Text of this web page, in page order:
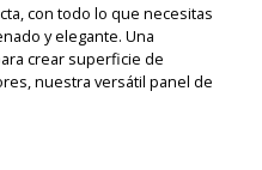
con todo lo que necesitas
y elegante. Una
crear superficie de
nuestra versátil panel de